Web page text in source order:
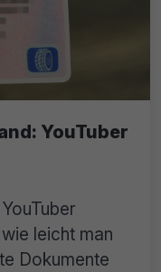
YouTuber
leicht man
Dokumente